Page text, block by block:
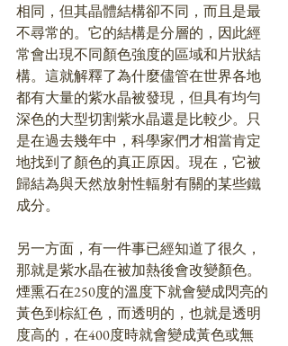
相同，但其晶體結構卻不同，而且是最
不尋常的。它的結構是分層的，因此經
常會出現不同顏色強度的區域和片狀結
構。這就解釋了為什麼儘管在世界各地
都有大量的紫水晶被發現，但具有均勻
深色的大型切割紫水晶還是比較少。只
是在過去幾年中，科學家們才相當肯定
地找到了顏色的真正原因。現在，它被
歸結為與天然放射性輻射有關的某些鐵
成分。
另一方面，有一件事已經知道了很久，
那就是紫水晶在被加熱後會改變顏色。
煙熏石在250度的溫度下就會變成閃亮的
黃色到棕紅色，而透明的，也就是透明
度高的，在400度時就會變成黃色或無